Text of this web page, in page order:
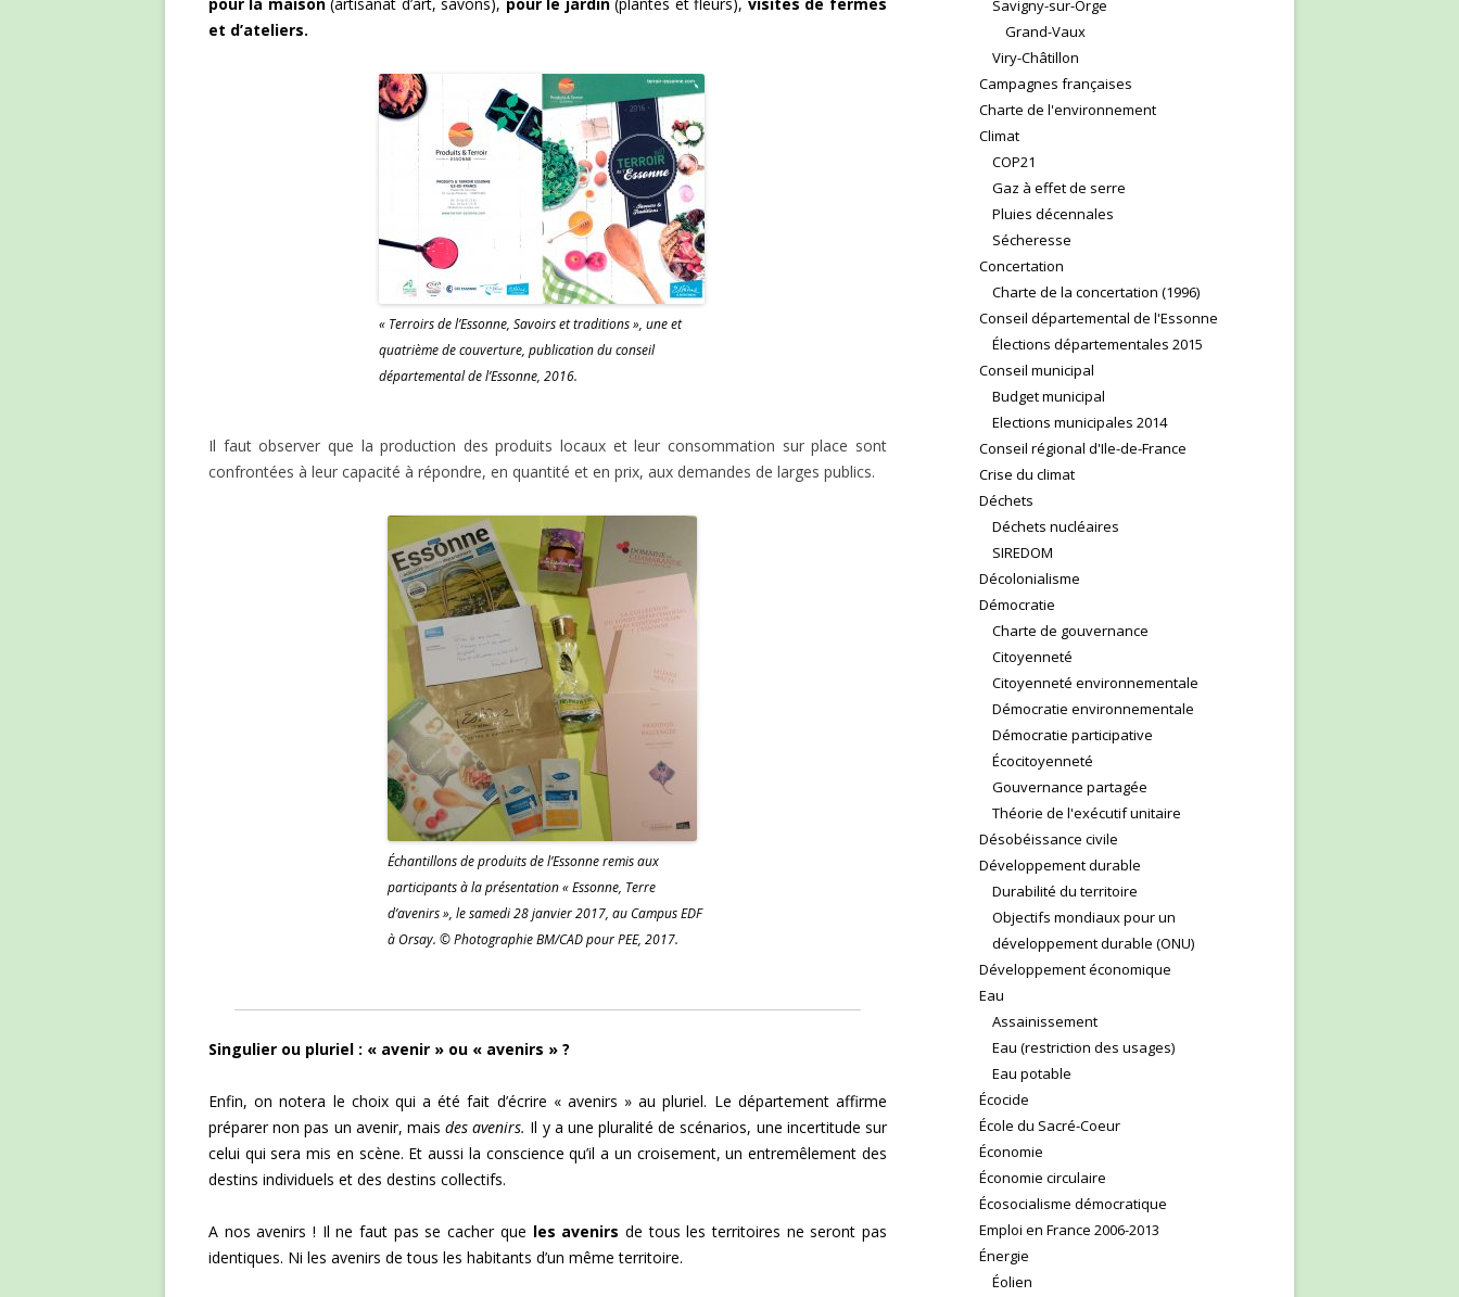
et d’ateliers.
« Terroirs de l’Essonne, Savoirs et traditions », une et
quatrième de couverture, publication du conseil
départemental de l’Essonne, 2016.
Il faut observer que la production des produits locaux et leur consommation sur place sont
confrontées à leur capacité à répondre, en quantité et en prix, aux demandes de larges publics.
Échantillons de produits de l’Essonne remis aux
participants à la présentation « Essonne, Terre
d’avenirs », le samedi 28 janvier 2017, au Campus EDF
à Orsay. © Photographie BM/CAD pour PEE, 2017.
Singulier ou pluriel : « avenir » ou « avenirs » ?
Enfin, on notera le choix qui a été fait d’écrire « avenirs » au pluriel. Le département affirme
préparer non pas un avenir, maisdes avenirs. Il y a une pluralité de scénarios, une incertitude sur
celui qui sera mis en scène. Et aussi la conscience qu’il a un croisement, un entremêlement des
destins individuels et des destins collectifs.
A nos avenirs ! Il ne faut pas se cacher que les avenirs de tous les territoires ne seront pas
identiques. Ni les avenirs de tous les habitants d’un même territoire.
Savigny-sur-Orge
Grand-Vaux
Viry-Châtillon
Campagnes françaises
Charte de l'environnement
Climat
COP21
Gaz à effet de serre
Pluies décennales
Sécheresse
Concertation
Charte de la concertation (1996)
Conseil départemental de l'Essonne
Élections départementales 2015
Conseil municipal
Budget municipal
Elections municipales 2014
Conseil régional d'Ile-de-France
Crise du climat
Déchets
Déchets nucléaires
SIREDOM
Décolonialisme
Démocratie
Charte de gouvernance
Citoyenneté
Citoyenneté environnementale
Démocratie environnementale
Démocratie participative
Écocitoyenneté
Gouvernance partagée
Théorie de l'exécutif unitaire
Désobéissance civile
Développement durable
Durabilité du territoire
Objectifs mondiaux pour un
développement durable (ONU)
Développement économique
Eau
Assainissement
Eau (restriction des usages)
Eau potable
Écocide
École du Sacré-Coeur
Économie
Économie circulaire
Écosocialisme démocratique
Emploi en France 2006-2013
Énergie
Éolien